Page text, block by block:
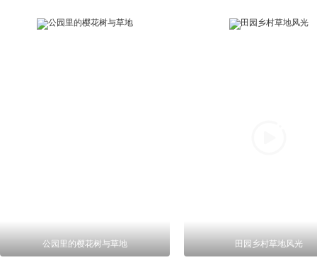
公园里的樱花树与草地 田园乡村草地风光